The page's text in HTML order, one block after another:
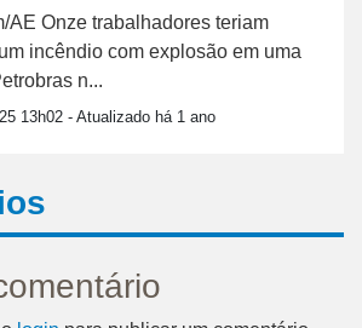
AE Onze trabalhadores teriam
incêndio com explosão em uma
n...
13h02 - Atualizado há 1 ano